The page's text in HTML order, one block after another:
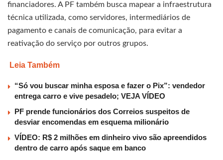
financiadores. A PF também busca mapear a infraestrutura
técnica utilizada, como servidores, intermediários de
pagamento e canais de comunicação, para evitar a
reativação do serviço por outros grupos.
Leia Também
“Só vou buscar minha esposa e fazer o Pix”: vendedor
entrega carro e vive pesadelo; VEJA VÍDEO
PF prende funcionários dos Correios suspeitos de
desviar encomendas em esquema milionário
VÍDEO: R$ 2 milhões em dinheiro vivo são apreendidos
dentro de carro após saque em banco